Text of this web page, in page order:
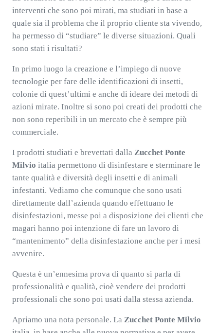
interventi che sono poi mirati, ma studiati in base a
quale sia il problema che il proprio cliente sta vivendo,
ha permesso di “studiare” le diverse situazioni. Quali
sono stati i risultati?
In primo luogo la creazione e l’impiego di nuove
tecnologie per fare delle identificazioni di insetti,
colonie di quest’ultimi e anche di ideare dei metodi di
azioni mirate. Inoltre si sono poi creati dei prodotti che
non sono reperibili in un mercato che è sempre più
commerciale.
I prodotti studiati e brevettati dalla Zucchet Ponte
Milvio italia permettono di disinfestare e sterminare le
tante qualità e diversità degli insetti e di animali
infestanti. Vediamo che comunque che sono usati
direttamente dall’azienda quando effettuano le
disinfestazioni, messe poi a disposizione dei clienti che
magari hanno poi intenzione di fare un lavoro di
“mantenimento” della disinfestazione anche per i mesi
avvenire.
Questa è un’ennesima prova di quanto si parla di
professionalità e qualità, cioè vendere dei prodotti
professionali che sono poi usati dalla stessa azienda.
Apriamo una nota personale. La Zucchet Ponte Milvio